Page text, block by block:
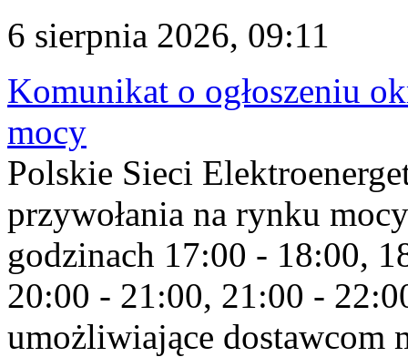
6 sierpnia 2026, 09:11
Komunikat o ogłoszeniu
mocy
Polskie Sieci
przywołania na rynku
godzinach 17:00 - 18:00,
20:00 - 21:00, 21:00 -
umożliwiające dostawcom